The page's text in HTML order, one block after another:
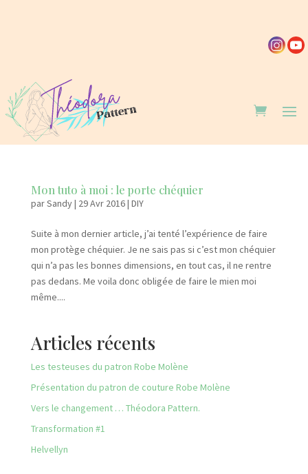
Mon tuto à moi : le porte chéquier
parSandy| 29 Avr 2016| DIY
Suite à mon dernier article, j’ai tenté l’expérience de faire
mon protège chéquier. Je ne sais pas si c’est mon chéquier
qui n’a pas les bonnes dimensions, en tout cas, il ne rentre
pas dedans. Me voila donc obligée de faire le mien moi
même....
Articles récents
Les testeuses du patron Robe Molène
Présentation du patron de couture Robe Molène
Vers le changement … Théodora Pattern.
Transformation #1
Helvellyn